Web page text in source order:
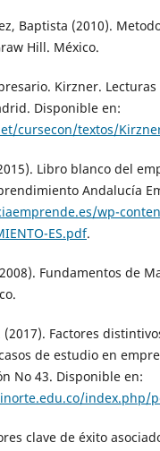
Baptista (2010).
Hill. México.
Kirzner.
Disponible en:
cursecon/textos/
Libro blanco del
Andalucía
wp-
ES.pdf.
Fundamentos de
(2017). Factores
de estudio en
No 43. Disponible en:
index.php/
clave de éxito